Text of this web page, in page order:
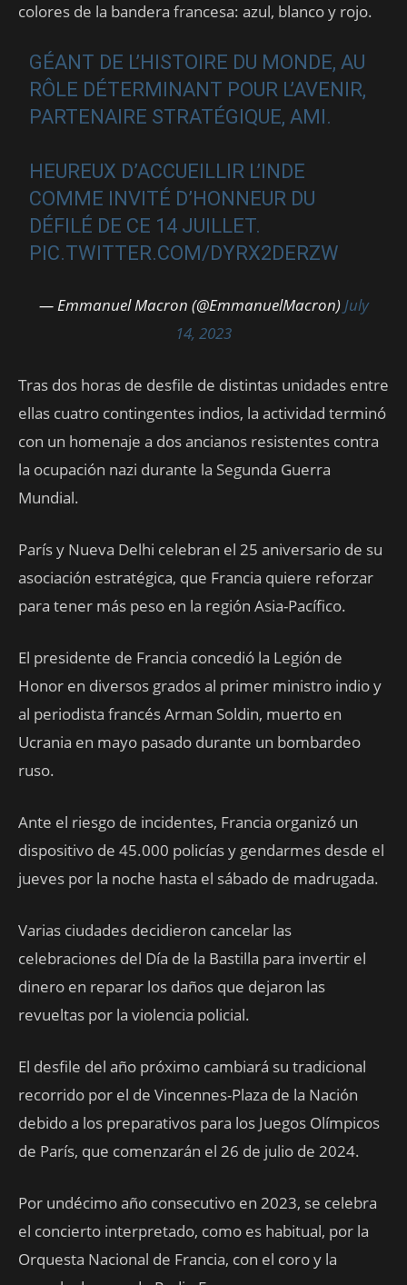
colores de la bandera francesa: azul, blanco y rojo.
GÉANT DE L’HISTOIRE DU MONDE, AU
RÔLE DÉTERMINANT POUR L’AVENIR,
PARTENAIRE STRATÉGIQUE, AMI.
HEUREUX D’ACCUEILLIR L’INDE
COMME INVITÉ D’HONNEUR DU
DÉFILÉ DE CE 14 JUILLET.
PIC.TWITTER.COM/DYRX2DERZW
— Emmanuel Macron (@EmmanuelMacron) July
14, 2023
Tras dos horas de desfile de distintas unidades entre
ellas cuatro contingentes indios, la actividad terminó
con un homenaje a dos ancianos resistentes contra
la ocupación nazi durante la Segunda Guerra
Mundial.
París y Nueva Delhi celebran el 25 aniversario de su
asociación estratégica, que Francia quiere reforzar
para tener más peso en la región Asia-Pacífico.
El presidente de Francia concedió la Legión de
Honor en diversos grados al primer ministro indio y
al periodista francés Arman Soldin, muerto en
Ucrania en mayo pasado durante un bombardeo
ruso.
Ante el riesgo de incidentes, Francia organizó un
dispositivo de 45.000 policías y gendarmes desde el
jueves por la noche hasta el sábado de madrugada.
Varias ciudades decidieron cancelar las
celebraciones del Día de la Bastilla para invertir el
dinero en reparar los daños que dejaron las
revueltas por la violencia policial.
El desfile del año próximo cambiará su tradicional
recorrido por el de Vincennes-Plaza de la Nación
debido a los preparativos para los Juegos Olímpicos
de París, que comenzarán el 26 de julio de 2024.
Por undécimo año consecutivo en 2023, se celebra
el concierto interpretado, como es habitual, por la
Orquesta Nacional de Francia, con el coro y la